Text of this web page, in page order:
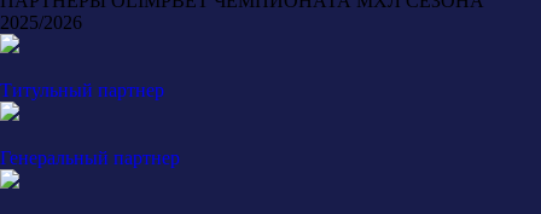
2025/2026
Титульный партнер
Генеральный партнер